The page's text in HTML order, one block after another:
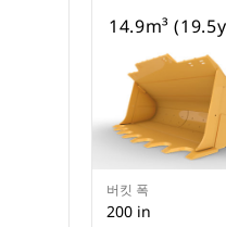
14.9m³
버킷 폭
200 in